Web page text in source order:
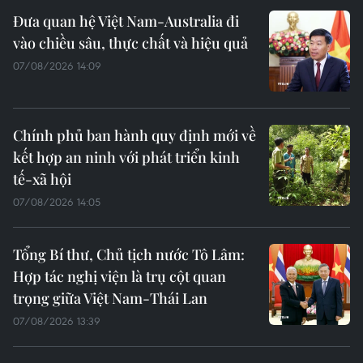
Đưa quan hệ Việt Nam-Australia đi
vào chiều sâu, thực chất và hiệu quả
07/08/2026 14:09
Chính phủ ban hành quy định mới về
kết hợp an ninh với phát triển kinh
tế-xã hội
07/08/2026 14:05
Tổng Bí thư, Chủ tịch nước Tô Lâm:
Hợp tác nghị viện là trụ cột quan
trọng giữa Việt Nam-Thái Lan
07/08/2026 13:39